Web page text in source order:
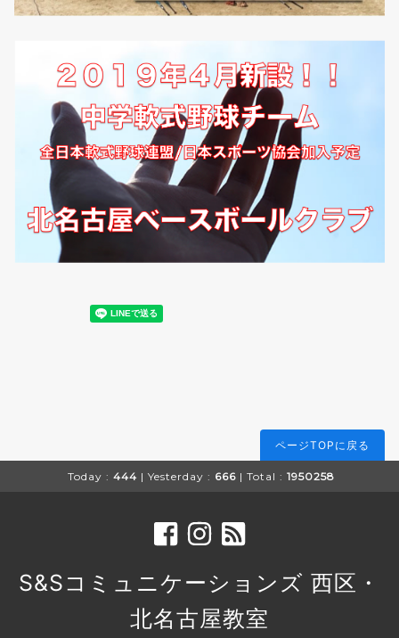
ページTOPに戻る
Today : 444 | Yesterday : 666 | Total : 1950258
S&Sコミュニケーションズ 西区・
北名古屋教室